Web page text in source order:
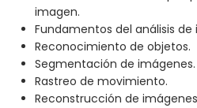
imagen.
Fundamentos del análisis de
Reconocimiento de objetos.
Segmentación de imágenes.
Rastreo de movimiento.
Reconstrucción de